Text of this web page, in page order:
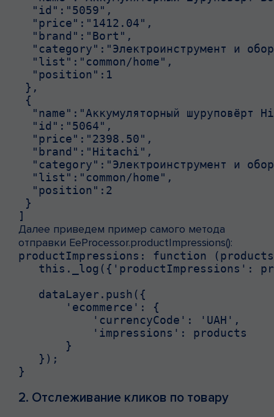
  "id":"5059",
  "price":"1412.04",
  "brand":"Bort",
"category":"Электроинструмент и
  "list":"common/home",
  "position":1
},
{
"name":"Аккумуляторный шуруповёрт
  "id":"5064",
  "price":"2398.50",
  "brand":"Hitachi",
"category":"Электроинструмент и
  "list":"common/home",
  "position":2
}
]
Далее приведем пример самого метода
отправки EeProcessor.productImpressions():
productImpressions: function
this._log({'productImpressions':
   dataLayer.push({
       'ecommerce': {
           'currencyCode': 'UAH',
           'impressions': products
       }
   });
}
2. Отслеживание кликов по товару